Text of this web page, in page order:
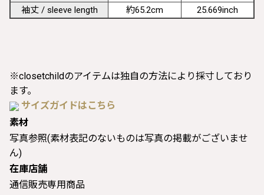
袖丈 / sleeve length
約65.2cm 25.669inch
※closetchildのアイテムは独自の方法により採寸しており
ます。
サイズガイドはこちら
素材
写真参照(素材表記のないものは写真の掲載がございませ
ん)
在庫店舗
通信販売専用商品